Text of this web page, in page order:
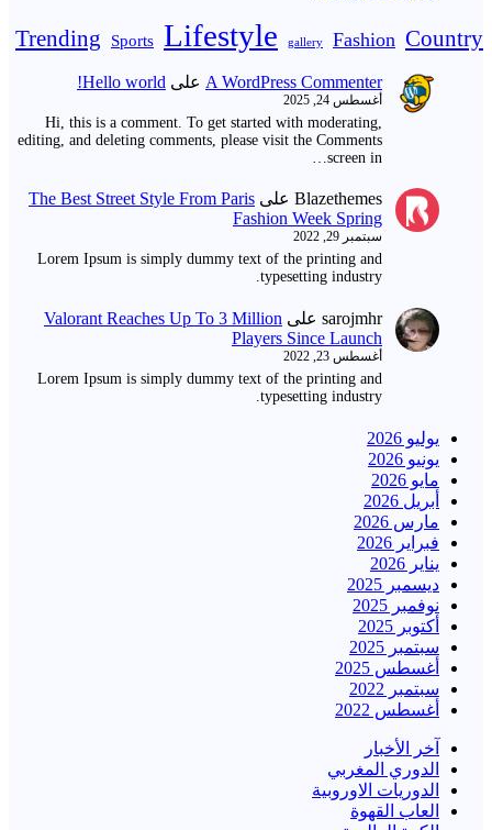
Country
Fashion
gallery
Lifestyle
Sports
Trending
A WordPress Commenter على Hello world!
أغسطس 24, 2025
Hi, this is a comment. To get started with moderating,
editing, and deleting comments, please visit the Comments
screen in…
Blazethemes على The Best Street Style From Paris
Fashion Week Spring
سبتمبر 29, 2022
Lorem Ipsum is simply dummy text of the printing and
typesetting industry.
sarojmhr على Valorant Reaches Up To 3 Million
Players Since Launch
أغسطس 23, 2022
Lorem Ipsum is simply dummy text of the printing and
typesetting industry.
يوليو 2026
يونيو 2026
مايو 2026
أبريل 2026
مارس 2026
فبراير 2026
يناير 2026
ديسمبر 2025
نوفمبر 2025
أكتوبر 2025
سبتمبر 2025
أغسطس 2025
سبتمبر 2022
أغسطس 2022
آخر الأخبار
الدوري المغربي
الدوريات الاوروبية
العاب القهوة